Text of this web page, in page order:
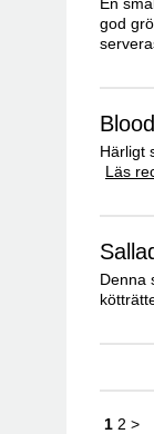
god
Härligt
Läs
Denna
1 2 >